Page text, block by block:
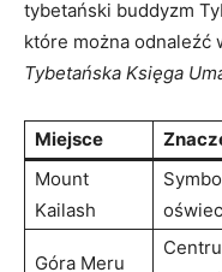
tybetański buddyzm
które można odnaleźć
Tybetańska Księga
Miejsce
Mount
Kailash
Góra Meru